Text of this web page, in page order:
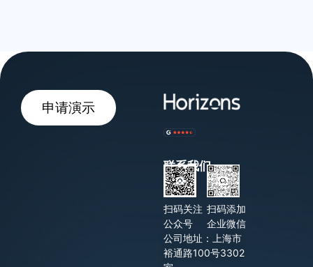
申请演示
联系我们
扫码关注
公众号
扫码添加
企业微信
公司地址：上海市
裕通路100号3302